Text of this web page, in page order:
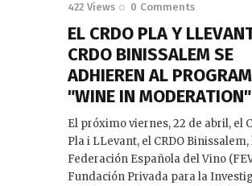
422 Views 0 Comments
EL CRDO PLA Y
CRDO BINISSALEM SE
ADHIEREN AL
"WINE IN MODERATION"
El próximo viernes, 22 de abril, el
Pla i LLevant, el CRDO Binissalem,
Federación Española del Vino
Fundación Privada para la